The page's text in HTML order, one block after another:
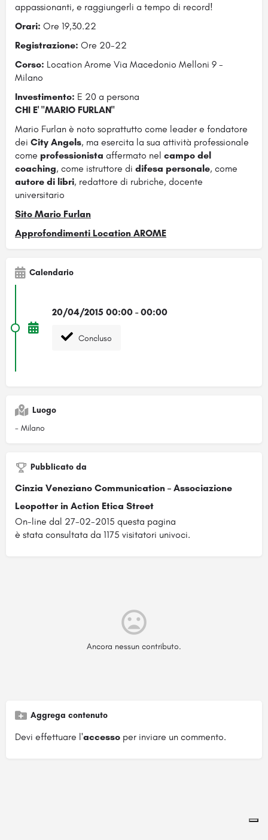
appassionanti, e raggiungerli a tempo di record!
Orari: Ore 19,30.22
Registrazione: Ore 20-22
Corso: Location Arome Via Macedonio Melloni 9 -
Milano
Investimento: E 20 a persona
CHI E' "MARIO FURLAN"
Mario Furlan è noto soprattutto come leader e fondatore
dei City Angels, ma esercita la sua attività professionale
come professionista affermato nel campo del
coaching, come istruttore di difesa personale, come
autore di libri, redattore di rubriche, docente
universitario
Sito Mario Furlan
Approfondimenti Location AROME
Calendario
20/04/2015 00:00 - 00:00
Concluso
Luogo
- Milano
Pubblicato da
Cinzia Veneziano Communication – Associazione
Leopotter in Action Etica Street
On-line dal 27-02-2015 questa pagina
è stata consultata da 1175 visitatori univoci.
Ancora nessun contributo.
Aggrega contenuto
Devi effettuare l'accesso per inviare un commento.